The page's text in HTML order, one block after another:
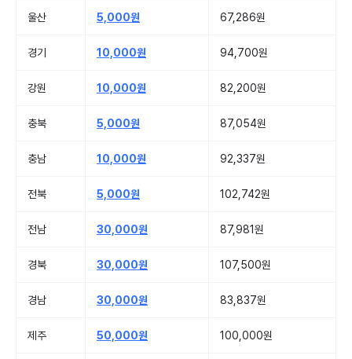
울산 5,000원 67,286원
경기 10,000원 94,700원
강원 10,000원 82,200원
충북 5,000원 87,054원
충남 10,000원 92,337원
전북 5,000원 102,742원
전남 30,000원 87,981원
경북 30,000원 107,500원
경남 30,000원 83,837원
제주 50,000원 100,000원